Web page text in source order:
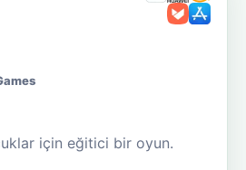
için eğitici bir oyun.